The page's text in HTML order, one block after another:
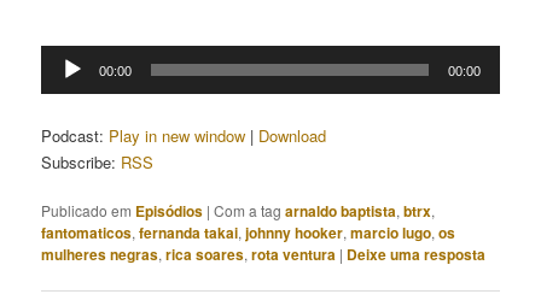
Tocador
00:00 00:00
Podcast: Play in new window | Download
Subscribe: RSS
Publicado em Episódios |Com a tagarnaldo baptista,btrx,
fantomaticos,fernanda takai,johnny hooker,marcio lugo,os
mulheres negras,rica soares,rota ventura | Deixe uma resposta